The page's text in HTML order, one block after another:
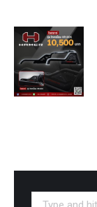
Search: